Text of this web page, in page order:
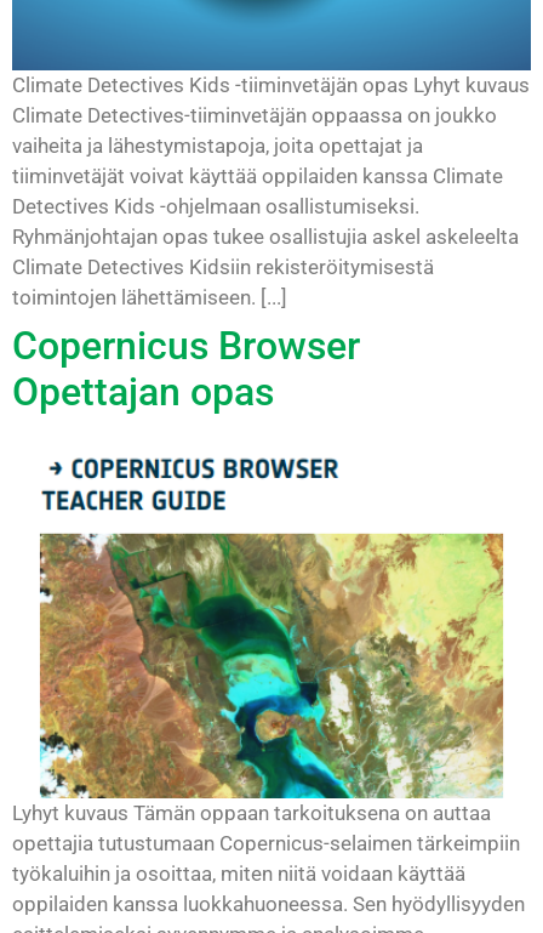
Climate Detectives Kids -tiiminvetäjän opas Lyhyt kuvaus
Climate Detectives-tiiminvetäjän oppaassa on joukko
vaiheita ja lähestymistapoja, joita opettajat ja
tiiminvetäjät voivat käyttää oppilaiden kanssa Climate
Detectives Kids -ohjelmaan osallistumiseksi.
Ryhmänjohtajan opas tukee osallistujia askel askeleelta
Climate Detectives Kidsiin rekisteröitymisestä
toimintojen lähettämiseen. [...]
Copernicus Browser
Opettajan opas
Lyhyt kuvaus Tämän oppaan tarkoituksena on auttaa
opettajia tutustumaan Copernicus-selaimen tärkeimpiin
työkaluihin ja osoittaa, miten niitä voidaan käyttää
oppilaiden kanssa luokkahuoneessa. Sen hyödyllisyyden